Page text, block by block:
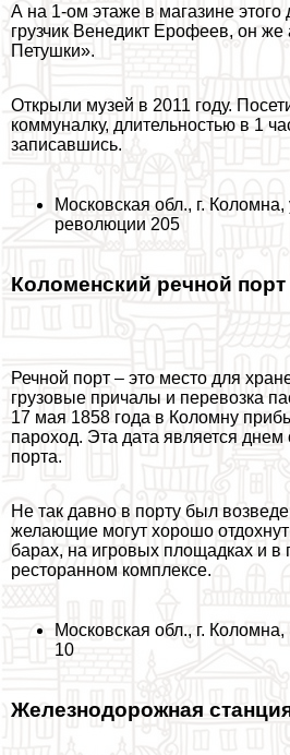
А на 1-ом этаже в магазине этого
грузчик Венедикт Ерофеев, он
Петушки».
Открыли музей в 2011 году.
коммуналку, длительностью в 1
записавшись.
Московская обл., г. Коломна,
революции 205
Коломенский речной порт
Речной порт – это место для
грузовые причалы и перевозка
17 мая 1858 года в Коломну
пароход. Эта дата является днем
порта.
Не так давно в порту был
желающие могут хорошо
барах, на игровых площадках и в
ресторанном комплексе.
Московская обл., г.
10
Железнодорожная